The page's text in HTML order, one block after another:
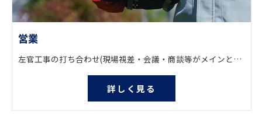
営業
左官工事の打ち合わせ(現場視差・会議・商談等がメインとなります。) ルート営業となりますので、飛び込み営業等は一切行っておりません。
詳しく見る